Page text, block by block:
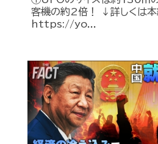
客機の約2倍！ ↓詳しくは本
https://yo...